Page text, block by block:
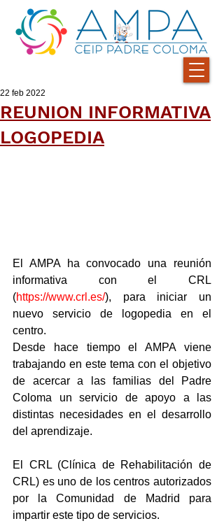
REUNION INFORMATIVA
LOGOPEDIA
22 feb 2022
El AMPA ha convocado una reunión
informativa con el CRL
(https://www.crl.es/), para iniciar un
nuevo servicio de logopedia en el
centro.
Desde hace tiempo el AMPA viene
trabajando en este tema con el objetivo
de acercar a las familias del Padre
Coloma un servicio de apoyo a las
distintas necesidades en el desarrollo
del aprendizaje.
El CRL (Clínica de Rehabilitación de
CRL) es uno de los centros autorizados
por la Comunidad de Madrid para
impartir este tipo de servicios.